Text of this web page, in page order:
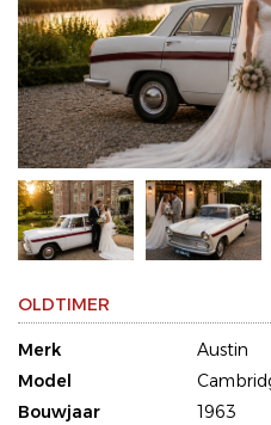
OLDTIMER
Merk
Austin
Model
Bouwjaar
1963